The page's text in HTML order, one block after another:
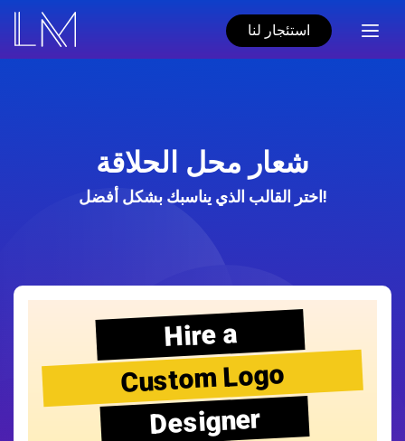
استئجار لنا
شعار محل الحلاقة
اختر القالب الذي يناسبك بشكل أفضل!
Hire a
Custom Logo
Designer